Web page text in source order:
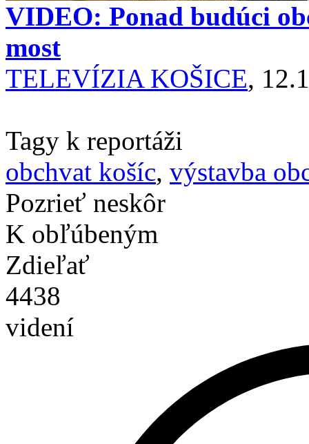
VIDEO: Ponad budúci
most
TELEVÍZIA KOŠICE,
Tagy k reportáži
obchvat košíc, výstavba
Pozrieť neskôr
K obľúbeným
Zdieľať
4438
videní